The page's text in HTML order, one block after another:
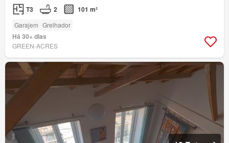
T3 2 101 m²
Garajem Grelhador
Há 30+ dias
GREEN-ACRES